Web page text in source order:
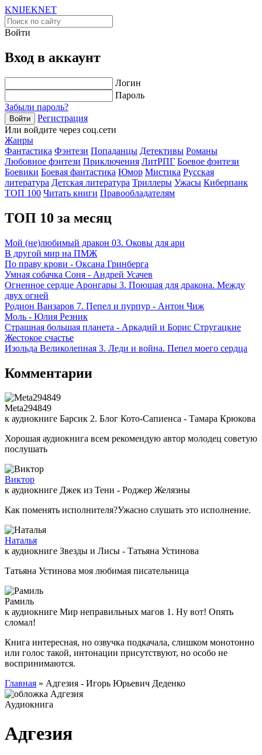
KNIJEKNET
Войти
Вход в аккаунт
Логин
Пароль
Забыли пароль?
Войти
Регистрация
Или войдите через соц.сети
Жанры
Фантастика Фэнтези Попаданцы Детективы Романы
Любовное фэнтези Приключения ЛитРПГ Боевое фэнтези
Боевики Боевая фантастика Юмор Мистика Русская
литература Детская литература Триллеры Ужасы Киберпанк
ТОП 100 Читать книги Правообладателям
ТОП 10 за месяц
Мой (не)любимый дракон 03. Оковы для ари
В другой мир на ПМЖ
По праву крови - Оксана Гринберга
Умная собачка Соня - Андрей Усачев
Огненное сердце Аронгары 3. Поющая для дракона. Между
двух огней
Родион Ванзаров 7. Пепел и пурпур - Антон Чиж
Моль - Юлия Резник
Страшная большая планета - Аркадий и Борис Стругацкие
Жестокое счастье
Изольда Великолепная 3. Леди и война. Пепел моего сердца
Комментарии
Meta294849
к аудиокниге Барсик 2. Блог Кото-Сапиенса - Тамара Крюкова
Хорошая аудиокнига всем рекомендую автор молодец советую
послушать
Виктор
к аудиокниге Джек из Тени - Роджер Желязны
Как поменять исполнителя?Ужасно слушать это исполнение.
Наталья
к аудиокниге Звезды и Лисы - Татьяна Устинова
Татьяна Устинова моя любимая писательница
Рамиль
к аудиокниге Мир неправильных магов 1. Ну вот! Опять
сломал!
Книга интересная, но озвучка подкачала, слишком монотонно
или голос такой, интонации присутствуют, но особо не
воспринимаются.
Главная » Адгезия - Игорь Юрьевич Деденко
Аудиокнига
Адгезия